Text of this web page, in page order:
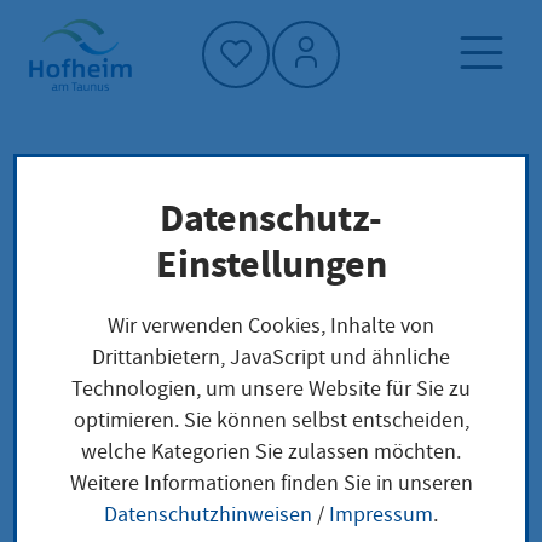
Startseite"
Neuigkeiten und Ausschreibungen
Ortsbeirat Wildsachsen
Ortsbeirat
Wildsachsen
Datenschutz-
Einstellungen
Wir verwenden Cookies, Inhalte von
Drittanbietern, JavaScript und ähnliche
Technologien, um unsere Website für Sie zu
optimieren. Sie können selbst entscheiden,
welche Kategorien Sie zulassen möchten.
Weitere Informationen finden Sie in unseren
Datenschutzhinweisen / Impressum.